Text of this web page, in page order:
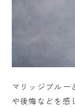
マリッジブルー
や後悔などを感